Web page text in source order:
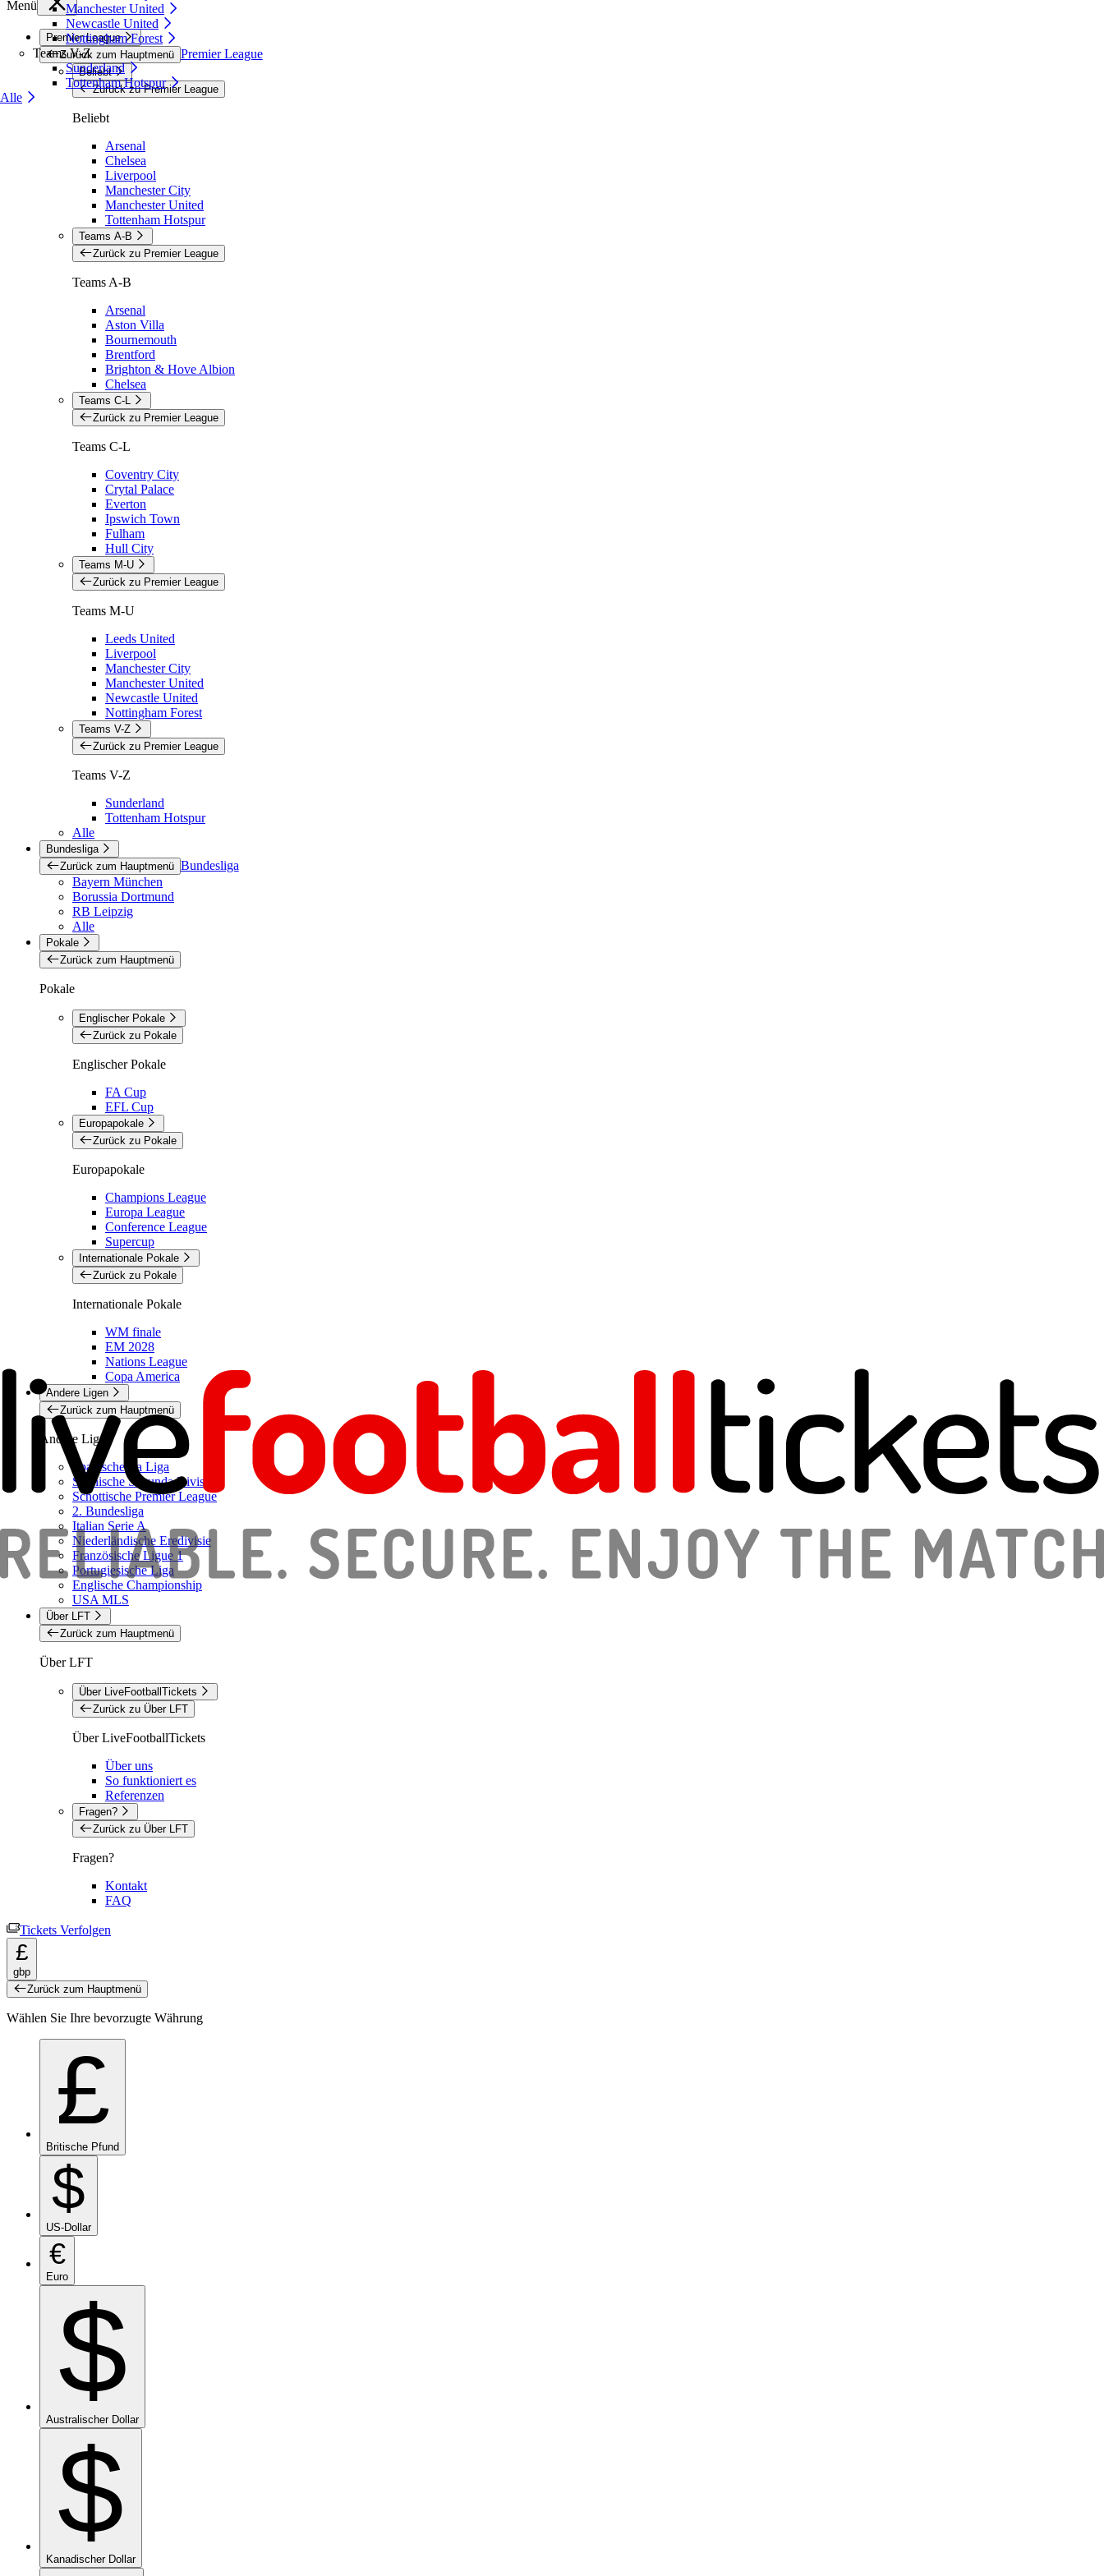
Manchester United
Newcastle United
Nottingham Forest
Teams V-Z
Sunderland
Tottenham Hotspur
Alle
Menü
Premier League
Zurück zum Hauptmenü Premier League
Beliebt
Zurück zu Premier League
Beliebt
Arsenal
Chelsea
Liverpool
Manchester City
Manchester United
Tottenham Hotspur
Teams A-B
Zurück zu Premier League
Teams A-B
Arsenal
Aston Villa
Bournemouth
Brentford
Brighton & Hove Albion
Chelsea
Teams C-L
Zurück zu Premier League
Teams C-L
Coventry City
Crytal Palace
Everton
Ipswich Town
Fulham
Hull City
Teams M-U
Zurück zu Premier League
Teams M-U
Leeds United
Liverpool
Manchester City
Manchester United
Newcastle United
Nottingham Forest
Teams V-Z
Zurück zu Premier League
Teams V-Z
Sunderland
Tottenham Hotspur
Alle
Bundesliga
Zurück zum Hauptmenü Bundesliga
Bayern München
Borussia Dortmund
RB Leipzig
Alle
Pokale
Zurück zum Hauptmenü
Pokale
Englischer Pokale
Zurück zu Pokale
Englischer Pokale
FA Cup
EFL Cup
Europapokale
Zurück zu Pokale
Europapokale
Champions League
Europa League
Conference League
Supercup
Internationale Pokale
Zurück zu Pokale
Internationale Pokale
WM finale
EM 2028
Nations League
Copa America
Andere Ligen
Zurück zum Hauptmenü
Andere Ligen
Spanische La Liga
Spanische Segunda Division
Schottische Premier League
2. Bundesliga
Italian Serie A
Niederländische Eredivisie
Französische Ligue 1
Portugiesische Liga
Englische Championship
USA MLS
Über LFT
Zurück zum Hauptmenü
Über LFT
Über LiveFootballTickets
Zurück zu Über LFT
Über LiveFootballTickets
Über uns
So funktioniert es
Referenzen
Fragen?
Zurück zu Über LFT
Fragen?
Kontakt
FAQ
Tickets Verfolgen
£
gbp
Zurück zum Hauptmenü
Wählen Sie Ihre bevorzugte Währung
£
Britische Pfund
$
US-Dollar
€
Euro
$
Australischer Dollar
$
Kanadischer Dollar